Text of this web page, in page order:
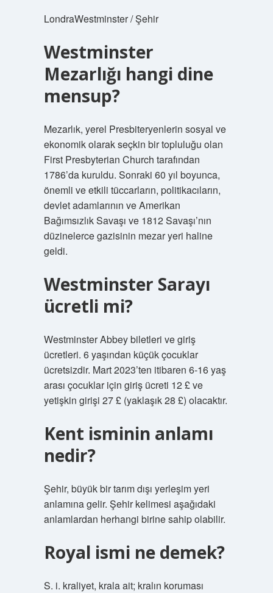
LondraWestminster / Şehir
Westminster
Mezarlığı hangi dine
mensup?
Mezarlık, yerel Presbiteryenlerin sosyal ve
ekonomik olarak seçkin bir topluluğu olan
First Presbyterian Church tarafından
1786’da kuruldu. Sonraki 60 yıl boyunca,
önemli ve etkili tüccarların, politikacıların,
devlet adamlarının ve Amerikan
Bağımsızlık Savaşı ve 1812 Savaşı’nın
düzinelerce gazisinin mezar yeri haline
geldi.
Westminster Sarayı
ücretli mi?
Westminster Abbey biletleri ve giriş
ücretleri. 6 yaşından küçük çocuklar
ücretsizdir. Mart 2023’ten itibaren 6-16 yaş
arası çocuklar için giriş ücreti 12 £ ve
yetişkin girişi 27 £ (yaklaşık 28 £) olacaktır.
Kent isminin anlamı
nedir?
Şehir, büyük bir tarım dışı yerleşim yeri
anlamına gelir. Şehir kelimesi aşağıdaki
anlamlardan herhangi birine sahip olabilir.
Royal ismi ne demek?
S. i. kraliyet, krala ait; kralın koruması